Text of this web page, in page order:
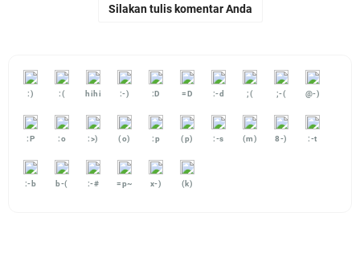
Silakan tulis komentar Anda
:) :( hihi :-) :D =D :-d ;( ;-( @-)
:P :o :>) (o) :p (p) :-s (m) 8-) :-t
:-b b-( :-# =p~ x-) (k)